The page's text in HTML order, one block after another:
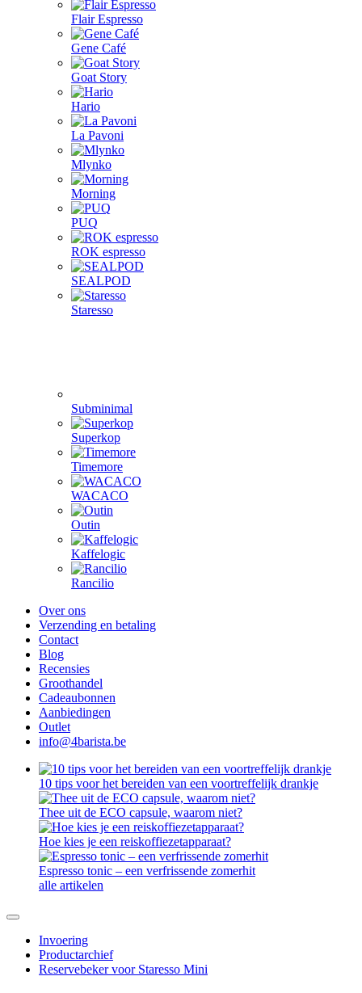
Flair Espresso
Gene Café
Goat Story
Hario
La Pavoni
Mlynko
Morning
PUQ
ROK espresso
SEALPOD
Staresso
Subminimal
Superkop
Timemore
WACACO
Outin
Kaffelogic
Rancilio
Over ons
Verzending en betaling
Contact
Blog
Recensies
Groothandel
Cadeaubonnen
Aanbiedingen
Outlet
info@4barista.be
10 tips voor het bereiden van een voortreffelijk drankje
Thee uit de ECO capsule, waarom niet?
Hoe kies je een reiskoffiezetapparaat?
Espresso tonic – een verfrissende zomerhit
alle artikelen
Invoering
Productarchief
Reservebeker voor Staresso Mini